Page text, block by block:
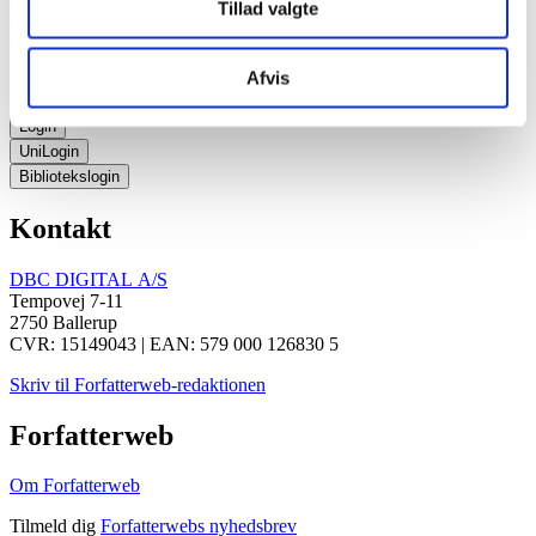
Tillad valgte
Afvis
den Absolutte Sandhed og dermed en åbning for en større
erkendelse af verden.
Er du biblioteksbruger eller elev?
Login
UniLogin
Bibliotekslogin
Kontakt
DBC DIGITAL A/S
Tempovej 7-11
2750 Ballerup
CVR: 15149043 | EAN: 579 000 126830 5
Skriv til Forfatterweb-redaktionen
Forfatterweb
Om Forfatterweb
Tilmeld dig Forfatterwebs nyhedsbrev